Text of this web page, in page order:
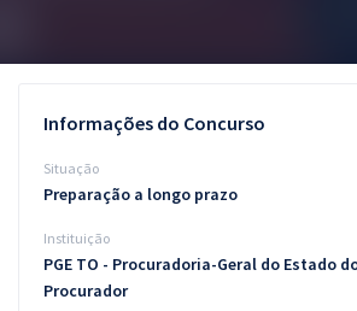
Conteúdo gratuito
Blog
Aprovados
Informações do Concurso
Situação
Preparação a longo prazo
Instituição
PGE TO - Procuradoria-Geral do Estado
Procurador